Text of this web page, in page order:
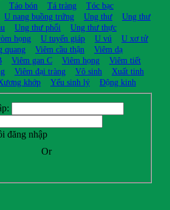
Táo bón Tá tràng
Tóc bạc
U nang buồng trứng Ung thư
Ung thư
Ung thư phổi
Ung thư thực
họng U tuyến giáp U vú
U xơ tử
quang Viêm cầu thận
Viêm dạ
Viêm gan C Viêm họng
Viêm tiết
Viêm đại tràng Vô sinh
Xuất tinh
khớp Yếu sinh lý Động kinh
đăng nhập
Or